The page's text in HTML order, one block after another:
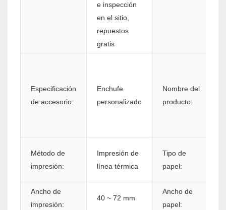
e inspección
en el sitio,
repuestos
gratis
Especificación
de accesorio:
Enchufe
personalizado
Nombre del
producto:
Método de
impresión:
Impresión de
línea térmica
Tipo de
papel:
Ancho de
impresión:
40 ~ 72 mm
Ancho de
papel: